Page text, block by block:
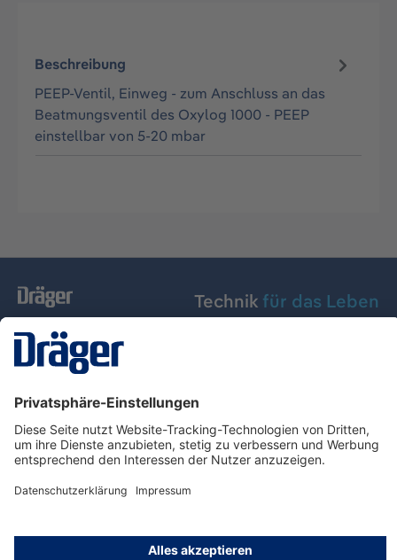
Beschreibung
PEEP-Ventil, Einweg - zum Anschluss an das
Beatmungsventil des Oxylog 1000 - PEEP
einstellbar von 5-20 mbar
Technik für das Leben
Dräger Austria GmbH
Über Dräger
Informationen
© Dräger Austria GmbH, 2024